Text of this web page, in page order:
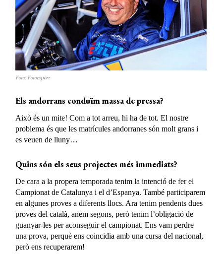
Foto: Fotoesport
Els andorrans conduïm massa de pressa?
Això és un mite! Com a tot arreu, hi ha de tot. El nostre
problema és que les matrícules andorranes són molt grans i
es veuen de lluny…
Quins són els seus projectes més immediats?
De cara a la propera temporada tenim la intenció de fer el
Campionat de Catalunya i el d’Espanya. També participarem
en algunes proves a diferents llocs. Ara tenim pendents dues
proves del català, anem segons, però tenim l’obligació de
guanyar-les per aconseguir el campionat. Ens vam perdre
una prova, perquè ens coincidia amb una cursa del nacional,
però ens recuperarem!